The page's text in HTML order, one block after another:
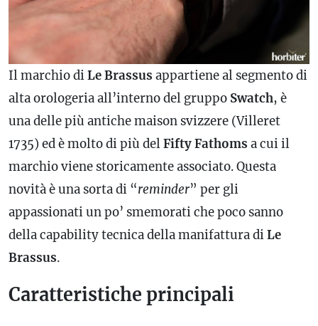
Il marchio diLe Brassus appartiene al segmento di
alta orologeria all’interno del gruppo Swatch, è
una delle più antiche maison svizzere (Villeret
1735) ed è molto di più delFifty Fathoms a cui il
marchio viene storicamente associato. Questa
novità è una sorta di “reminder” per gli
appassionati un po’ smemorati che poco sanno
della capability tecnica della manifattura diLe
Brassus.
Caratteristiche principali